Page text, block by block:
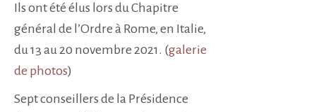
Ils ont été élus lors du Chapitre
général de l’Ordre à Rome, en Italie,
du 13 au 20 novembre 2021. (galerie
de photos)
Sept conseillers de la Présidence